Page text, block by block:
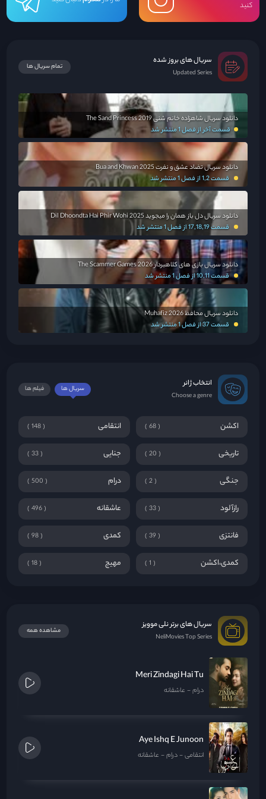
کنید
سریال های بروز شده
Updated Series
تمام سریال ها
دانلود سریال شاهزاده خانم شنی The Sand Princess 2019
قسمت آخر از فصل 1 منتشر شد
دانلود سریال تضاد عشق و نفرت Bua and Khwan 2025
قسمت 1,2 از فصل 1 منتشر شد
دانلود سریال دل باز همان را میجوید Dil Dhoondta Hai Phir Wohi 2025
قسمت 17,18,19 از فصل 1 منتشر شد
دانلود سریال بازی های کلاهبردار The Scammer Games 2026
قسمت 10,11 از فصل 1 منتشر شد
دانلود سریال محافظ Muhafiz 2026
قسمت 37 از فصل 1 منتشر شد
انتخاب ژانر
Choose a genre
فیلم ها سریال ها
اکشن 68 انتقامی 148
تاریخی 20 جنایی 33
جنگی 2 درام 500
رازآلود 33 عاشقانه 496
فانتزی 39 کمدی 98
کمدی،اکشن 1 مهیج 18
سریال های برتر نلی موویز
NeliMovies Top Series
مشاهده همه
Meri Zindagi Hai Tu
درام عاشقانه
Aye Ishq E Junoon
انتقامی درام عاشقانه